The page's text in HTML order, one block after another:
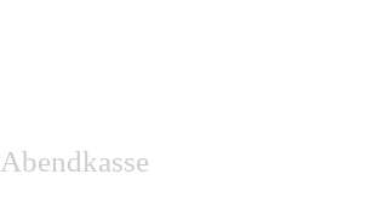
Abendkasse